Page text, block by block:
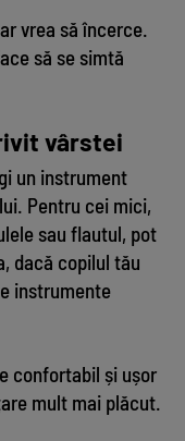
vrea să încerce.
să se simtă
vârstei
un instrument
Pentru cei mici,
sau flautul, pot
dacă copilul tău
instrumente
confortabil și ușor
mult mai plăcut.